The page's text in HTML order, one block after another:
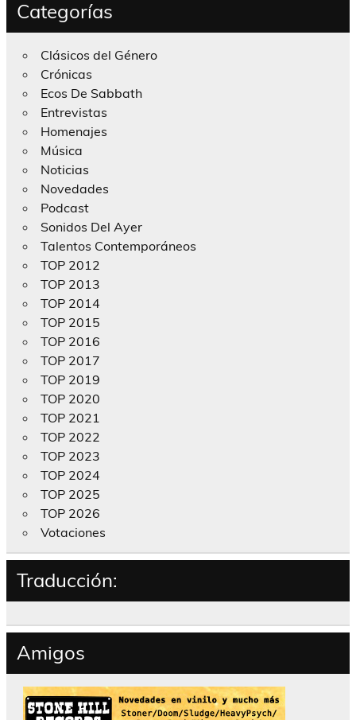
Categorías
Clásicos del Género
Crónicas
Ecos De Sabbath
Entrevistas
Homenajes
Música
Noticias
Novedades
Podcast
Sonidos Del Ayer
Talentos Contemporáneos
TOP 2012
TOP 2013
TOP 2014
TOP 2015
TOP 2016
TOP 2017
TOP 2019
TOP 2020
TOP 2021
TOP 2022
TOP 2023
TOP 2024
TOP 2025
TOP 2026
Votaciones
Traducción:
Amigos